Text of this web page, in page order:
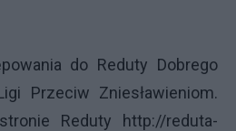
do Reduty Dobrego
Przeciw Zniesławieniom.
Reduty http://reduta-